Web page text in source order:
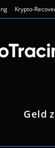
Krypto-
Geld